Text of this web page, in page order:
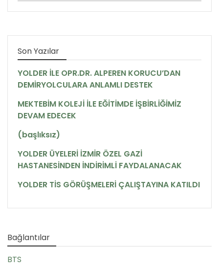
Son Yazılar
YOLDER İLE OPR.DR. ALPEREN KORUCU’DAN
DEMİRYOLCULARA ANLAMLI DESTEK
MEKTEBİM KOLEJİ İLE EĞİTİMDE İŞBİRLİĞİMİZ
DEVAM EDECEK
(başlıksız)
YOLDER ÜYELERİ İZMİR ÖZEL GAZİ
HASTANESİNDEN İNDİRİMLİ FAYDALANACAK
YOLDER TİS GÖRÜŞMELERİ ÇALIŞTAYINA KATILDI
Bağlantılar
BTS